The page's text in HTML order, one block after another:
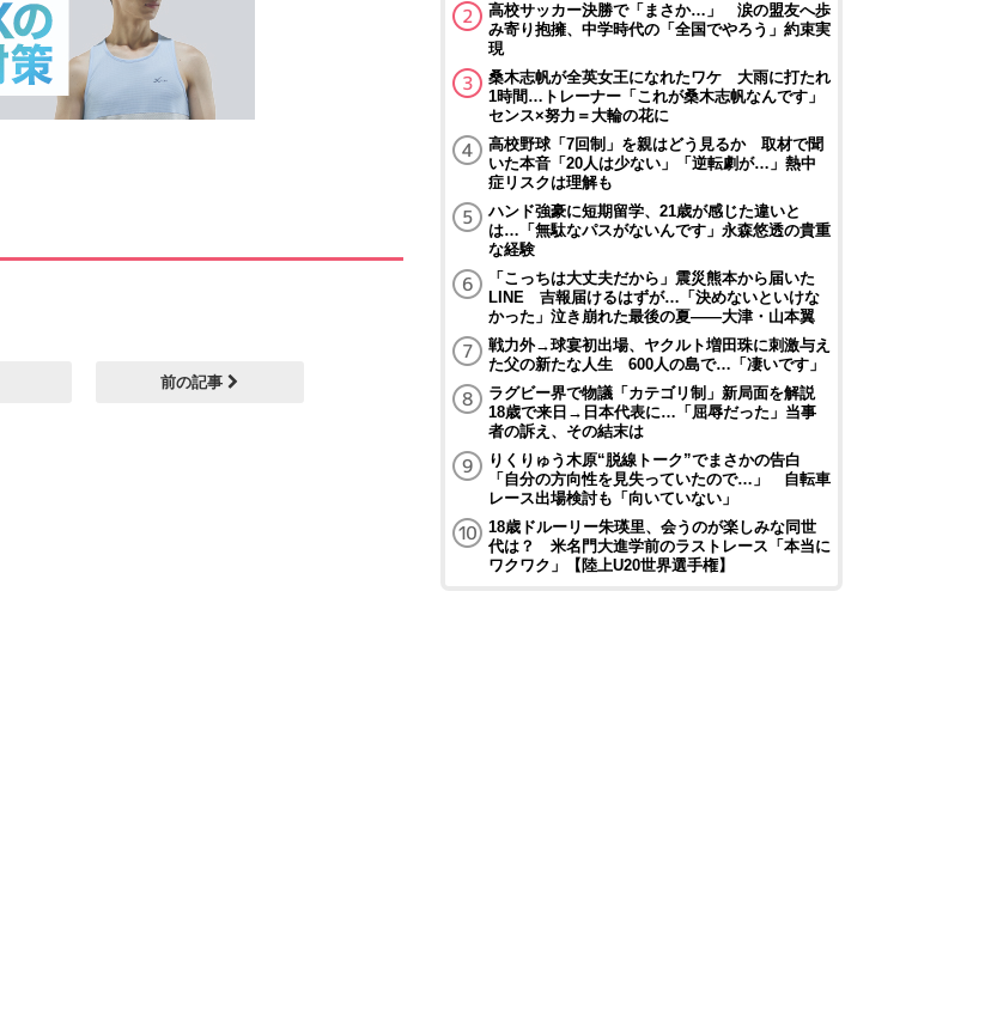
前の記事
高校サッカー決勝で「まさか…」 涙の盟友へ歩
み寄り抱擁、中学時代の「全国でやろう」約束実
現
桑木志帆が全英女王になれたワケ 大雨に打たれ
1時間…トレーナー「これが桑木志帆なんです」
センス×努力＝大輪の花に
高校野球「7回制」を親はどう見るか 取材で聞
いた本音「20人は少ない」「逆転劇が…」熱中
症リスクは理解も
ハンド強豪に短期留学、21歳が感じた違いと
は…「無駄なパスがないんです」永森悠透の貴重
な経験
「こっちは大丈夫だから」震災熊本から届いた
LINE 吉報届けるはずが…「決めないといけな
かった」泣き崩れた最後の夏――大津・山本翼
戦力外→球宴初出場、ヤクルト増田珠に刺激与え
た父の新たな人生 600人の島で…「凄いです」
ラグビー界で物議「カテゴリ制」新局面を解説
18歳で来日→日本代表に…「屈辱だった」当事
者の訴え、その結末は
りくりゅう木原“脱線トーク”でまさかの告白
「自分の方向性を見失っていたので…」 自転車
レース出場検討も「向いていない」
18歳ドルーリー朱瑛里、会うのが楽しみな同世
代は？ 米名門大進学前のラストレース「本当に
ワクワク」【陸上U20世界選手権】